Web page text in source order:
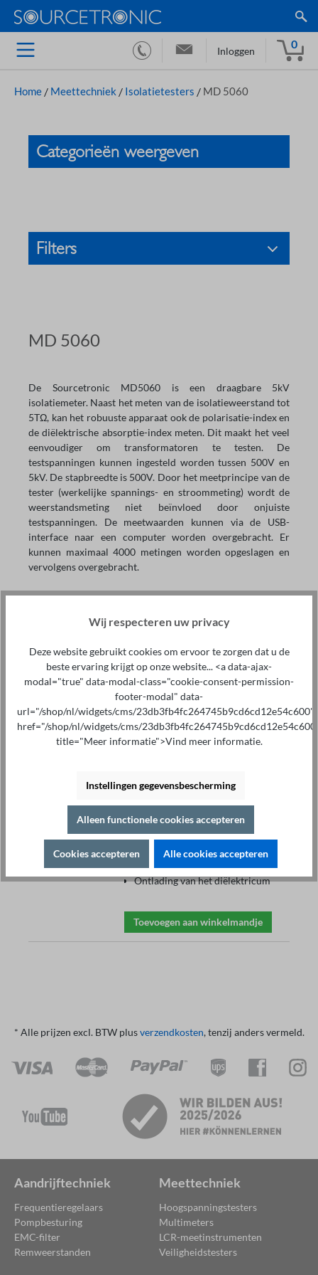
Inloggen
0
Home / Meettechniek / Isolatietesters / MD 5060
Categorieën weergeven
Filters
MD 5060
De Sourcetronic MD5060 is een draagbare 5kV
isolatiemeter. Naast het meten van de isolatieweerstand tot
5TΩ, kan het robuuste apparaat ook de polarisatie-index en
de diëlektrische absorptie-index meten. Dit maakt het veel
eenvoudiger om transformatoren te testen. De
testspanningen kunnen ingesteld worden tussen 500V en
5kV. De stapbreedte is 500V. Door het meetprincipe van de
tester (werkelijke spannings- en stroommeting) wordt de
weerstandsmeting niet beïnvloed door onjuiste
testspanningen. De meetwaarden kunnen via de USB-
interface naar een computer worden overgebracht. Er
kunnen maximaal 4000 metingen worden opgeslagen en
vervolgens overgebracht.
Isolatietester MD5060x
€ 2.130,00*
Comfortabele 5 kV isolatietester
Isolatietest10 kΩ - 5 TΩ
Absorptie-index (DAR)
Polarisatie-index (PI)
Stapspanningstest (SVT)
Inclusief comfortabele software
ST®Logger (CSV/Excel)
100V stappen
Ontlading van het diëlektricum
Toevoegen aan winkelmandje
* Alle prijzen excl. BTW plusverzendkosten, tenzij anders vermeld.
Aandrijftechniek
Frequentieregelaars
Pompbesturing
EMC-filter
Remweerstanden
Meettechniek
Hoogspanningstesters
Multimeters
LCR-meetinstrumenten
Veiligheidstesters
Wij respecteren uw privacy
Deze website gebruikt cookies om ervoor te zorgen dat u de
beste ervaring krijgt op onze website... <a data-ajax-
modal="true" data-modal-class="cookie-consent-permission-
footer-modal" data-
url="/shop/nl/widgets/cms/23db3fb4fc264745b9cd6cd12e54c600"
href="/shop/nl/widgets/cms/
title="Meer informatie">Vind meer informatie.
Instellingen gegevensbescherming
Alleen functionele cookies accepteren
Cookies accepteren Alle cookies accepteren